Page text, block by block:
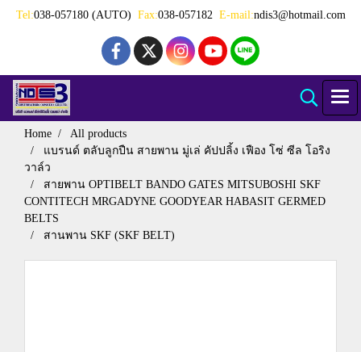
Tel:038-057180 (AUTO) Fax:038-057182 E-mail:ndis3@hotmail.com
Home
All products
แบรนด์ ตลับลูกปืน สายพาน มู่เล่ คัปปลิ้ง เฟือง โซ่ ซีล โอริง
วาล์ว
สายพาน OPTIBELT BANDO GATES MITSUBOSHI SKF
CONTITECH MRGADYNE GOODYEAR HABASIT GERMED
BELTS
สานพาน SKF (SKF BELT)